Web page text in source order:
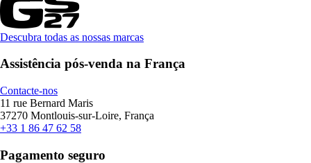
Descubra todas as nossas marcas
Assistência pós-venda na França
Contacte-nos
11 rue Bernard Maris
37270 Montlouis-sur-Loire, França
+33 1 86 47 62 58
Pagamento seguro